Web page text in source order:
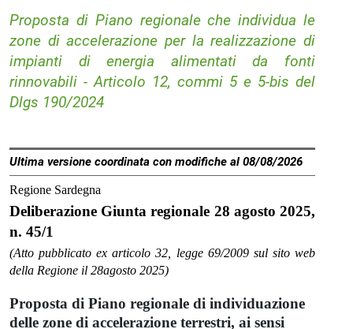
Proposta di Piano regionale che individua le
zone di accelerazione per la realizzazione di
impianti di energia alimentati da fonti
rinnovabili - Articolo 12, commi 5 e 5-bis del
Dlgs 190/2024
Ultima versione coordinata con modifiche al 08/08/2026
Regione Sardegna
Deliberazione Giunta regionale 28 agosto 2025,
n. 45/1
(Atto pubblicato ex articolo 32, legge 69/2009 sul sito web
della Regione il 28agosto 2025)
Proposta di Piano regionale di individuazione
delle zone di accelerazione terrestri, ai sensi